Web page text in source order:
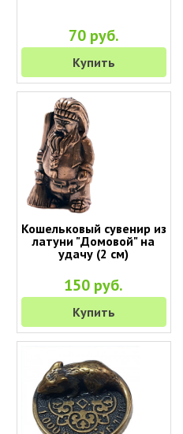
70 руб.
Купить
Кошельковый сувенир из
латуни "Домовой" на
удачу (2 см)
150 руб.
Купить